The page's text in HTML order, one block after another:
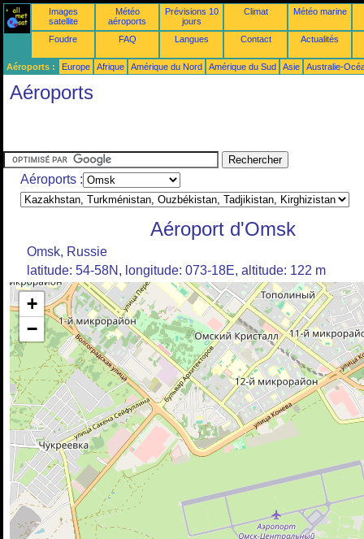
Images
satellite
Météo
aéroports
Prévisions 10
jours
Climat Météo marine
Foudre FAQ Langues Contact Actualités
Aéroports : Europe Afrique Amérique du Nord Amérique du Sud Asie Australie-
Aéroports
Aéroports :
Aéroport d'Omsk
Omsk, Russie
latitude: 54-58N, longitude: 073-18E, altitude: 122 m
+
−